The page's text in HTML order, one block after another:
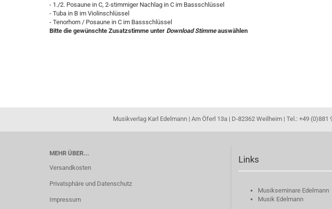
- 1./2. Posaune in C, 2-stimmiger Nachlag in C im Bassschlüssel
- Tuba in B im Violinschlüssel
- Tenorhorn / Posaune in C im Bassschlüssel
Bitte die gewünschte Zusatzstimme unter Download Stimmeauswählen
Musikverlag Karl Edelmann | Am Öferl 13a | D-82362 Weilheim | Tel.: +49 (0)881
MEHR ÜBER...
Versandkosten
Privatsphäre und Datenschutz
Impressum
Links
Musikseminare Edelmann
Musik Edelmann